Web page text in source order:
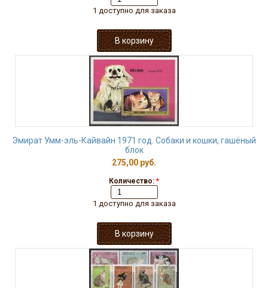
1 доступно для заказа
Эмират Умм-эль-Кайвайн 1971 год. Собаки и кошки, гашёный
блок
275,00 руб.
Количество: *
1 доступно для заказа